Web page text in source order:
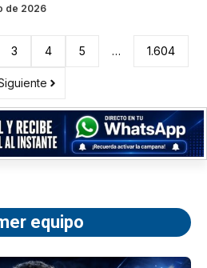
de 2026
3 4 5 … 1.604
equipo